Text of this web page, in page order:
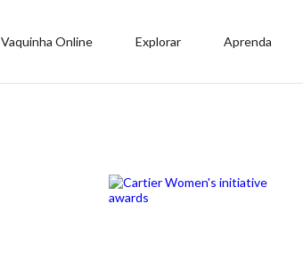
Vaquinha Online Explorar Aprenda